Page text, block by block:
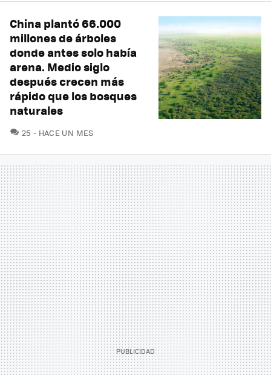
China plantó 66.000
millones de árboles
donde antes solo había
arena. Medio siglo
después crecen más
rápido que los bosques
naturales
25 COMENTARIOS
HACE UN MES